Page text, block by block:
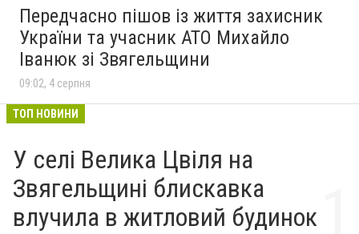
Передчасно пішов із життя захисник
України та учасник АТО Михайло
Іванюк зі Звягельщини
09:02, 4 серпня
ТОП НОВИНИ
У селі Велика Цвіля на
Звягельщині блискавка
влучила в житловий будинок